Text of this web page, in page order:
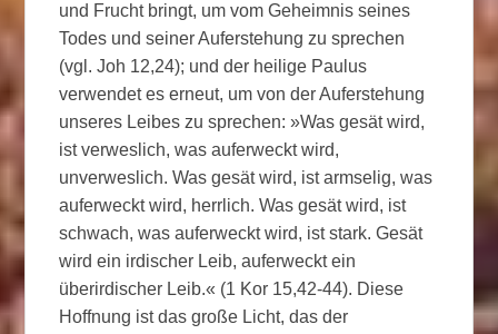
und Frucht bringt, um vom Geheimnis seines
Todes und seiner Auferstehung zu sprechen
(vgl. Joh 12,24); und der heilige Paulus
verwendet es erneut, um von der Auferstehung
unseres Leibes zu sprechen: »Was gesät wird,
ist verweslich, was auferweckt wird,
unverweslich. Was gesät wird, ist armselig, was
auferweckt wird, herrlich. Was gesät wird, ist
schwach, was auferweckt wird, ist stark. Gesät
wird ein irdischer Leib, auferweckt ein
überirdischer Leib.« (1 Kor 15,42-44). Diese
Hoffnung ist das große Licht, das der